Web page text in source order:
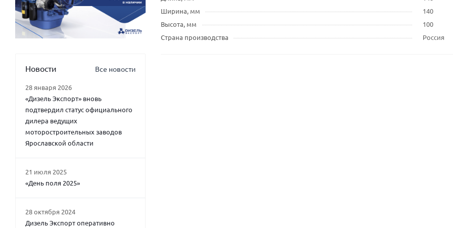
Ширина, мм
140
Высота, мм
100
Страна производства
Россия
Новости Все новости
28 января 2026
«Дизель Экспорт» вновь
подтвердил статус официального
дилера ведущих
моторостроительных заводов
Ярославской области
21 июля 2025
«День поля 2025»
28 октября 2024
Дизель Экспорт оперативно